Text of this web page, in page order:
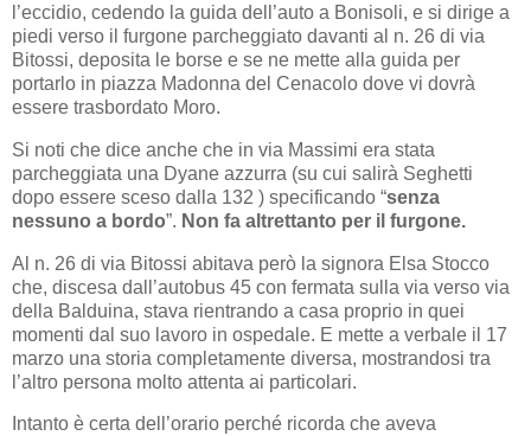
l’eccidio, cedendo la guida dell’auto a Bonisoli, e si dirige a
piedi verso il furgone parcheggiato davanti al n. 26 di via
Bitossi, deposita le borse e se ne mette alla guida per
portarlo in piazza Madonna del Cenacolo dove vi dovrà
essere trasbordato Moro.
Si noti che dice anche che in via Massimi era stata
parcheggiata una Dyane azzurra (su cui salirà Seghetti
dopo essere sceso dalla 132 ) specificando “senza
nessuno a bordo”. Non fa altrettanto per il furgone.
Al n. 26 di via Bitossi abitava però la signora Elsa Stocco
che, discesa dall’autobus 45 con fermata sulla via verso via
della Balduina, stava rientrando a casa proprio in quei
momenti dal suo lavoro in ospedale. E mette a verbale il 17
marzo una storia completamente diversa, mostrandosi tra
l’altro persona molto attenta ai particolari.
Intanto è certa dell’orario perché ricorda che aveva